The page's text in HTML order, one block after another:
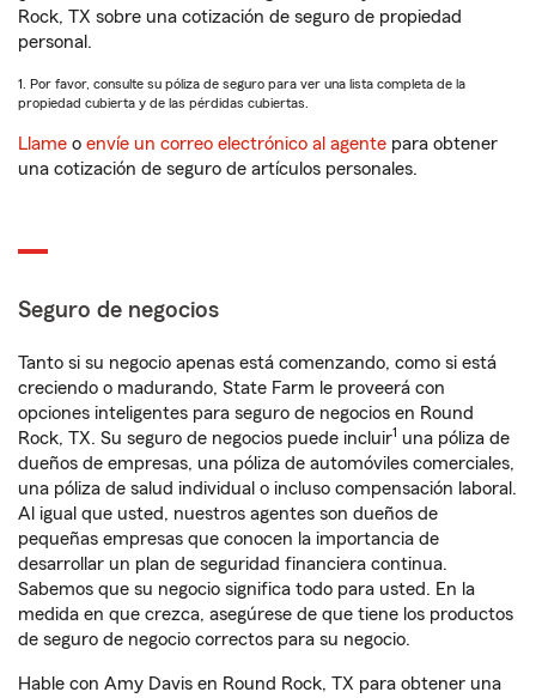
Rock, TX sobre una cotización de seguro de propiedad
personal.
1. Por favor, consulte su póliza de seguro para ver una lista completa de la
propiedad cubierta y de las pérdidas cubiertas.
Llame o envíe un correo electrónico al agente para obtener
una cotización de seguro de artículos personales.
Seguro de negocios
Tanto si su negocio apenas está comenzando, como si está
creciendo o madurando, State Farm le proveerá con
opciones inteligentes para seguro de negocios en Round
Rock, TX. Su seguro de negocios puede incluir1 una póliza de
dueños de empresas, una póliza de automóviles comerciales,
una póliza de salud individual o incluso compensación laboral.
Al igual que usted, nuestros agentes son dueños de
pequeñas empresas que conocen la importancia de
desarrollar un plan de seguridad financiera continua.
Sabemos que su negocio significa todo para usted. En la
medida en que crezca, asegúrese de que tiene los productos
de seguro de negocio correctos para su negocio.
Hable con Amy Davis en Round Rock, TX para obtener una